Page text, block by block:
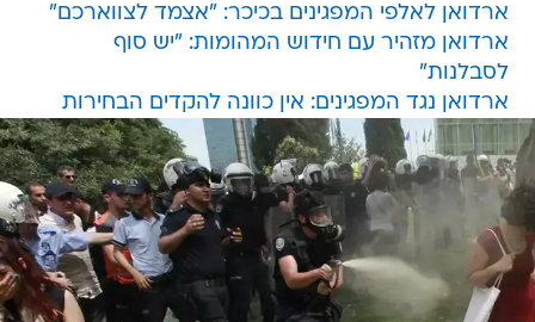
ארדואן לאלפי המפגינים בכיכר: "אצמד לצווארכם"
ארדואן מזהיר עם חידוש המהומות: "יש סוף
לסבלנות"
ארדואן נגד המפגינים: אין כוונה להקדים הבחירות